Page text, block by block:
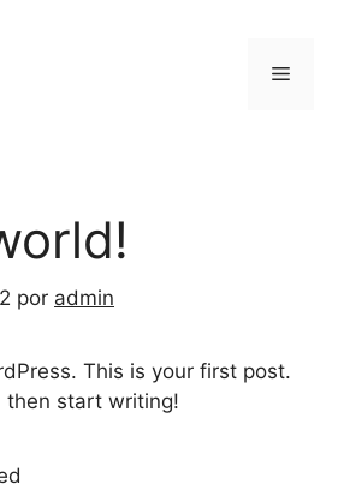
por admin
This is your first post.
then start writing!